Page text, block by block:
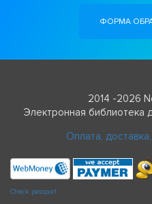
ФОРМА
2014 -2026
Электронная
Оплата,
Check passport